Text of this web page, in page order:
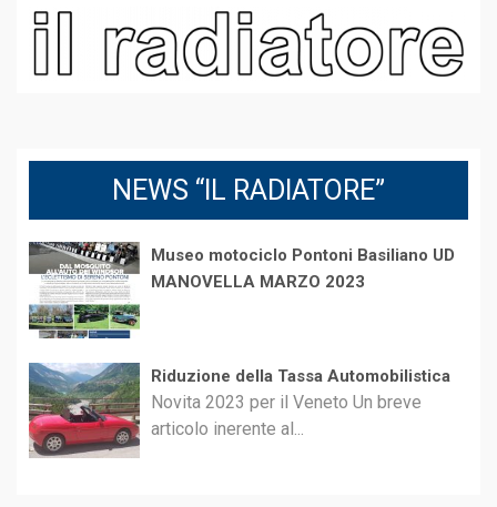
NEWS “IL RADIATORE”
Museo motociclo Pontoni Basiliano UD
MANOVELLA MARZO 2023
Riduzione della Tassa Automobilistica
Novita 2023 per il Veneto Un breve
articolo inerente al...